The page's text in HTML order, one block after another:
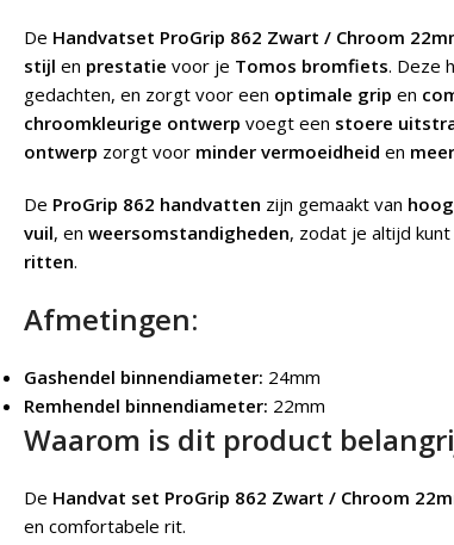
De Handvatset ProGrip 862 Zwart / Chroom
stijl en prestatie voor je Tomos bromfiets. Deze
gedachten, en zorgt voor een optimale grip en
chroomkleurige ontwerp voegt een stoere
ontwerp zorgt voor minder vermoeidheid en
De ProGrip 862 handvatten zijn gemaakt van
vuil, en weersomstandigheden, zodat je altijd
ritten.
Afmetingen:
Gashendel binnendiameter: 24mm
Remhendel binnendiameter: 22mm
Waarom is dit product
De Handvat set ProGrip 862 Zwart / Chroom
en comfortabele rit.